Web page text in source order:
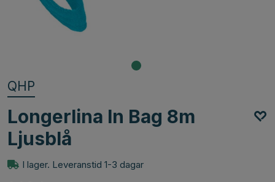
QHP
Longerlina In Bag 8m
Ljusblå
I lager. Leveranstid 1-3 dagar